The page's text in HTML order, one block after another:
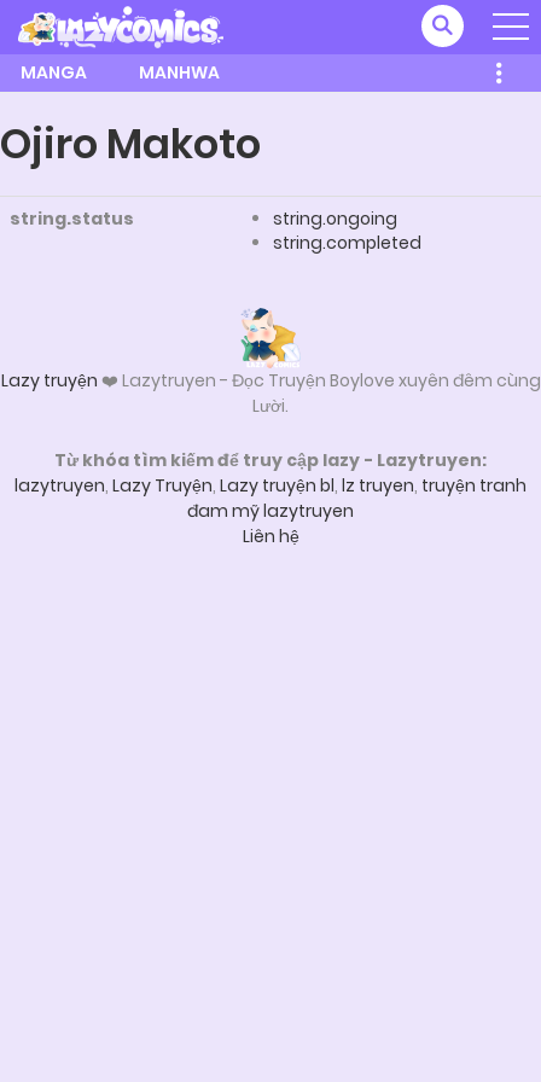
MANGA MANHWA
Ojiro Makoto
string.status
string.ongoing
string.completed
Lazy truyện ❤️ Lazytruyen - Đọc Truyện Boylove xuyên đêm cùng
Lười.
Từ khóa tìm kiếm để truy cập lazy - Lazytruyen:
lazytruyen, Lazy Truyện, Lazy truyện bl, lz truyen, truyện tranh
đam mỹ lazytruyen
Liên hệ